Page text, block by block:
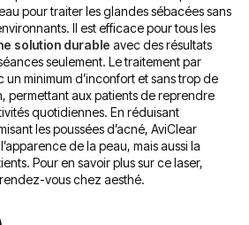
pour traiter les glandes sébacées sans
Il est efficace pour tous les
solution durable avec des résultats
seulement. Le traitement par
minimum d’inconfort et sans trop de
permettant aux patients de reprendre
quotidiennes. En réduisant
les poussées d’acné, AviClear
de la peau, mais aussi la
Pour en savoir plus sur ce laser,
vous chez aesthé.